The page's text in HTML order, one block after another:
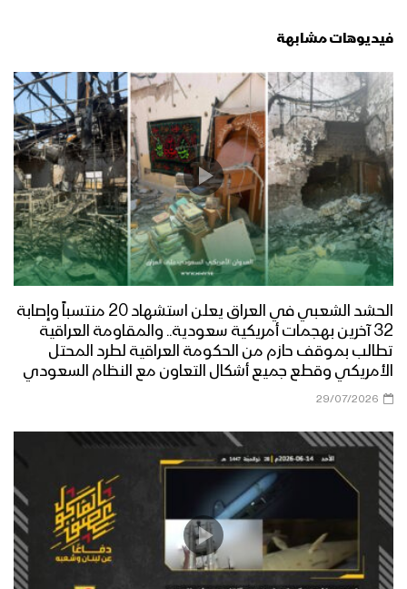
فيديوهات مشابهة
الحشد الشعبي في العراق يعلن استشهاد 20 منتسباً وإصابة
32 آخرين بهجمات أمريكية سعودية.. والمقاومة العراقية
تطالب بموقف حازم من الحكومة العراقية لطرد المحتل
الأمريكي وقطع جميع أشكال التعاون مع النظام السعودي
29/07/2026